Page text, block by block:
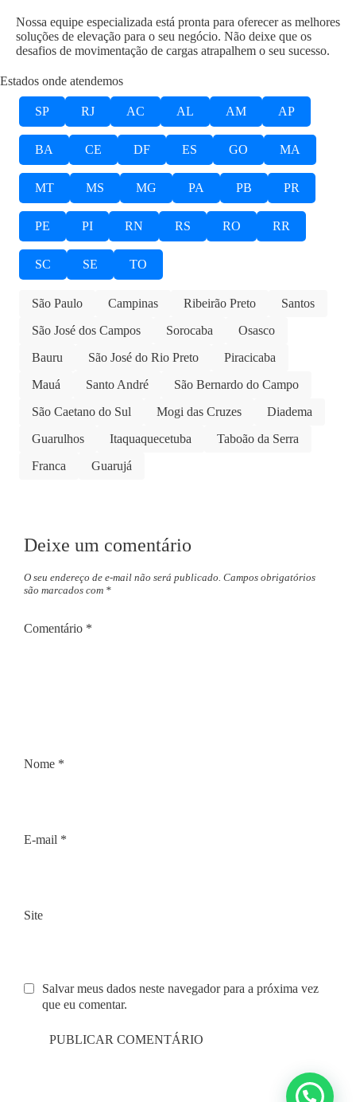
Nossa equipe especializada está pronta para oferecer as melhores
soluções de elevação para o seu negócio. Não deixe que os
desafios de movimentação de cargas atrapalhem o seu sucesso.
Estados onde atendemos
SP RJ AC AL AM AP
BA CE DF ES GO MA
MT MS MG PA PB PR
PE PI RN RS RO RR
SC SE TO
São Paulo Campinas Ribeirão Preto
Santos
São José dos Campos
Sorocaba
Osasco
Bauru
São José do Rio Preto
Piracicaba
Mauá
Santo André
São Bernardo do Campo
São Caetano do Sul
Mogi das Cruzes
Diadema
Guarulhos
Itaquaquecetuba
Taboão da Serra
Franca
Guarujá
Deixe um comentário
O seu endereço de e-mail não será publicado. Campos obrigatórios
são marcados com *
Comentário *
Nome *
E-mail *
Site
Salvar meus dados neste navegador para a próxima vez
que eu comentar.